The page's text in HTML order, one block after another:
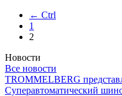
← Ctrl
1
2
Новости
Все новости
TROMMELBERG
Суперавтоматический